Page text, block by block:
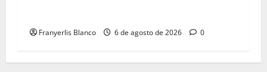
Franyerlis Blanco 6 de agosto de 2026 0